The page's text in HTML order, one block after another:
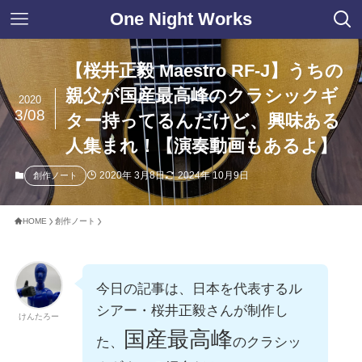
One Night Works
【桜井正毅 Maestro RF-J】うちの
親父が国産最高峰のクラシックギ
ター持ってるんだけど、興味ある
人集まれ！【演奏動画もあるよ】
2020
3/08
創作ノート 2020年 3月8日 2024年 10月9日
HOME 創作ノート
けんたろー
今日の記事は、日本を代表するル
シアー・桜井正毅さんが制作し
た、 国産最高峰のクラシッ